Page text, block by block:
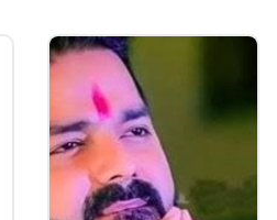
आहेत. तिचा डान्स पाहण्यासाठी
गौतमीचा डान्स हा आता
पोहचला आहे.